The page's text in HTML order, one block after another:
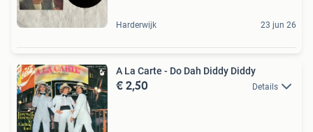
Harderwijk 23 jun 26
A La Carte - Do Dah Diddy Diddy
€ 2,50 Details